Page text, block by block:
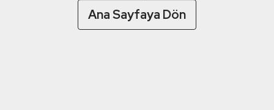
Ana Sayfaya Dön